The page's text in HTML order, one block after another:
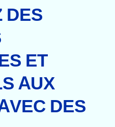
DES
ET
AUX
DES